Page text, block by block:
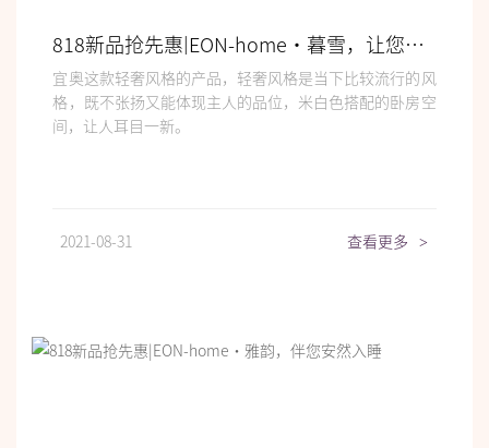
818新品抢先惠|EON-home•暮雪，让您一见倾心
宜奥这款轻奢风格的产品，轻奢风格是当下比较流行的风
格，既不张扬又能体现主人的品位，米白色搭配的卧房空
间，让人耳目一新。
2021-08-31 查看更多 >